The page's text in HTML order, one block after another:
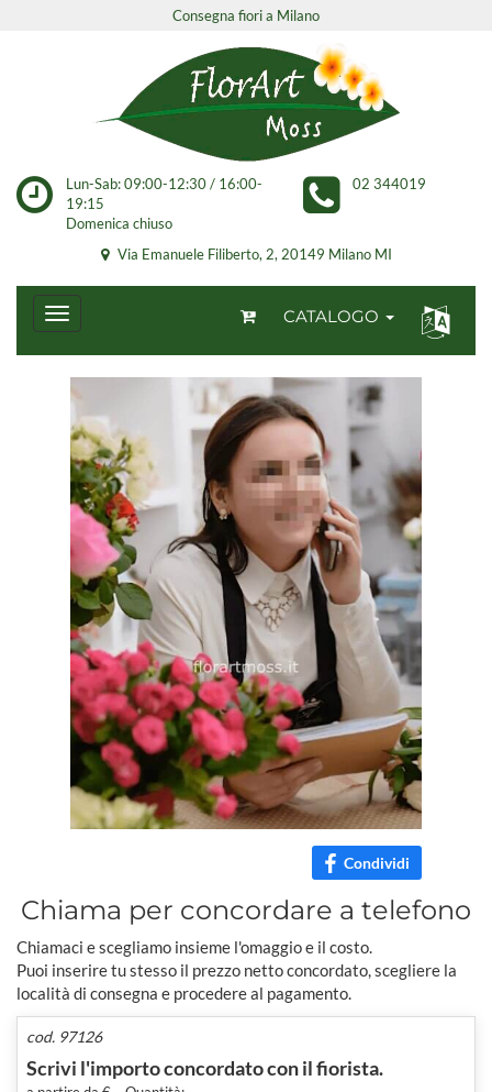
Consegna fiori a Milano
Lun-Sab: 09:00-12:30 / 16:00-
19:15
Domenica chiuso
02 344019
Via Emanuele Filiberto, 2, 20149 Milano MI
CATALOGO
Condividi
Chiama per concordare a telefono
Chiamaci e scegliamo insieme l'omaggio e il costo.
Puoi inserire tu stesso il prezzo netto concordato, scegliere la
località di consegna e procedere al pagamento.
cod. 97126
Scrivi l'importo concordato con il fiorista.